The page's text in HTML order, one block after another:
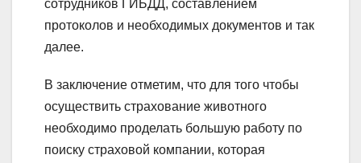
сотрудников ГИБДД, составлением
протоколов и необходимых документов и так
далее.
В заключение отметим, что для того чтобы
осуществить страхование животного
необходимо проделать большую работу по
поиску страховой компании, которая